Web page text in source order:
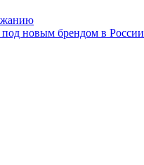
новым брендом в России